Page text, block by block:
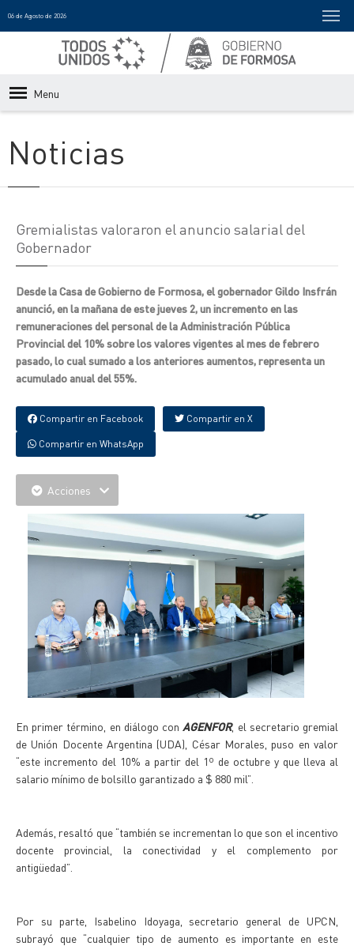
06 de Agosto de 2026
Menu
Noticias
Gremialistas valoraron el anuncio salarial del
Gobernador
Desde la Casa de Gobierno de Formosa, el gobernador Gildo Insfrán
anunció, en la mañana de este jueves 2, un incremento en las
remuneraciones del personal de la Administración Pública
Provincial del 10% sobre los valores vigentes al mes de febrero
pasado, lo cual sumado a los anteriores aumentos, representa un
acumulado anual del 55%.
Compartir en Facebook Compartir en X
Compartir en WhatsApp
Acciones
En primer término, en diálogo conAGENFOR, el secretario gremial
de Unión Docente Argentina (UDA), César Morales, puso en valor
“este incremento del 10% a partir del 1º de octubre y que lleva al
salario mínimo de bolsillo garantizado a $ 880 mil”.
Además, resaltó que “también se incrementan lo que son el incentivo
docente provincial, la conectividad y el complemento por
antigüedad”.
Por su parte, Isabelino Idoyaga, secretario general de UPCN,
subrayó que “cualquier tipo de aumento es importante en este